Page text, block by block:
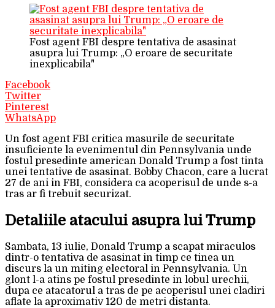
Fost agent FBI despre tentativa de asasinat
asupra lui Trump: „O eroare de securitate
inexplicabila"
Facebook
Twitter
Pinterest
WhatsApp
Un fost agent FBI critica masurile de securitate
insuficiente la evenimentul din Pennsylvania unde
fostul presedinte american Donald Trump a fost tinta
unei tentative de asasinat. Bobby Chacon, care a lucrat
27 de ani in FBI, considera ca acoperisul de unde s-a
tras ar fi trebuit securizat.
Detaliile atacului asupra lui Trump
Sambata, 13 iulie, Donald Trump a scapat miraculos
dintr-o tentativa de asasinat in timp ce tinea un
discurs la un miting electoral in Pennsylvania. Un
glont l-a atins pe fostul presedinte in lobul urechii,
dupa ce atacatorul a tras de pe acoperisul unei cladiri
aflate la aproximativ 120 de metri distanta.